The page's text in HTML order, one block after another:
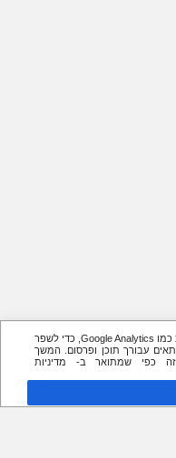
אנו משתמשים בעוגיות (Cookies) ובטכנולוגיות כמו Google Analytics, כדי לשפר
עבורך תוכן ופרסום. המשך
כפי שמתואר ב- מדיניות